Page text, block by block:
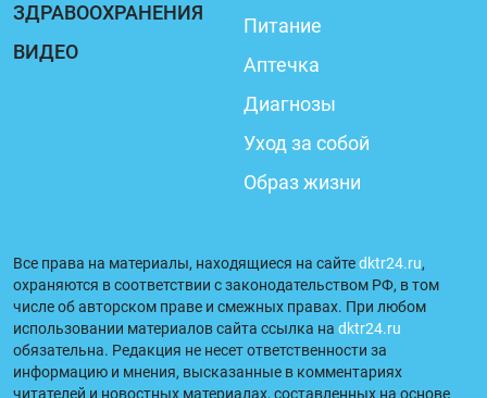
ЗДРАВООХРАНЕНИЯ
ВИДЕО
Питание
Аптечка
Диагнозы
Уход за собой
Образ жизни
Все права на материалы, находящиеся на сайтеdktr24.ru,
охраняются в соответствии с законодательством РФ, в том
числе об авторском праве и смежных правах. При любом
использовании материалов сайта ссылка на dktr24.ru
обязательна. Редакция не несет ответственности за
информацию и мнения, высказанные в комментариях
читателей и новостных материалах, составленных на основе